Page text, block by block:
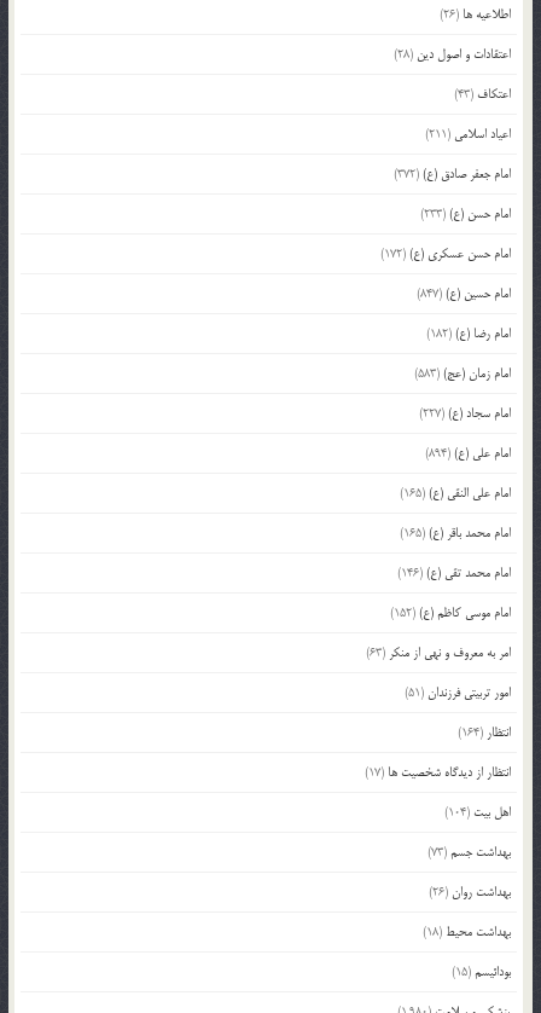
اطلاعیه ها (26)
اعتقادات و اصول دین (28)
اعتکاف (43)
اعیاد اسلامی (211)
امام جعفر صادق (ع)(372)
امام حسن (ع)(233)
امام حسن عسکری (ع)(172)
امام حسین (ع)(847)
امام رضا (ع)(182)
امام زمان (عج)(583)
امام سجاد (ع)(227)
امام علی (ع)(894)
امام علی النقی (ع)(165)
امام محمد باقر (ع)(165)
امام محمد تقی (ع)(146)
امام موسی کاظم (ع)(152)
امر به معروف و نهی از منکر (63)
امور تربیتی فرزندان(51)
انتظار (164)
انتظار از دیدگاه شخصیت ها (17)
اهل بیت (104)
بهداشت جسم(73)
بهداشت روان(26)
بهداشت محیط (18)
بودائیسم(15)